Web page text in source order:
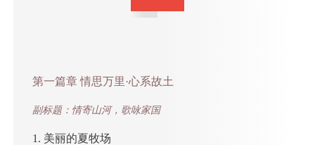
第一篇章 情思万里·心系故土
副标题：情寄山河，歌咏家国
1. 美丽的夏牧场